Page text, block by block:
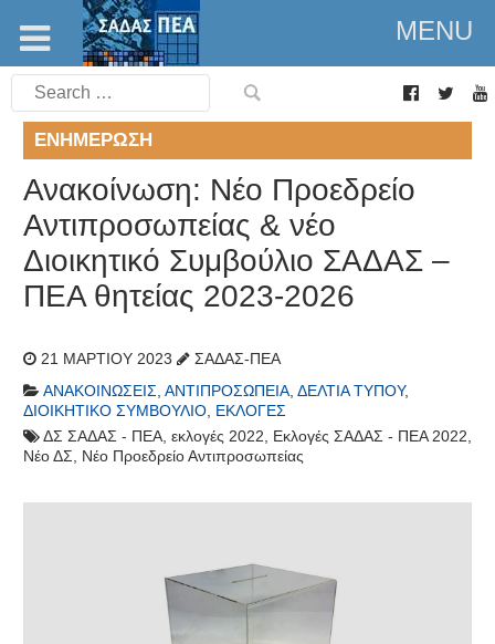
MENU
Search
for:
ΕΝΗΜΈΡΩΣΗ
Ανακοίνωση: Νέο Προεδρείο
Αντιπροσωπείας & νέο
Διοικητικό Συμβούλιο ΣΑΔΑΣ –
ΠΕΑ θητείας 2023-2026
21 ΜΑΡΤΊΟΥ 2023
ΣΑΔΑΣ-ΠΕΑ
ΑΝΑΚΟΙΝΏΣΕΙΣ, ΑΝΤΙΠΡΟΣΩΠΕΊΑ, ΔΕΛΤΊΑ ΤΎΠΟΥ,
ΔΙΟΙΚΗΤΙΚΌ ΣΥΜΒΟΎΛΙΟ, ΕΚΛΟΓΈΣ
ΔΣ ΣΑΔΑΣ - ΠΕΑ, εκλογές 2022, Εκλογές ΣΑΔΑΣ - ΠΕΑ 2022,
Νέο ΔΣ, Νέο Προεδρείο Αντιπροσωπείας